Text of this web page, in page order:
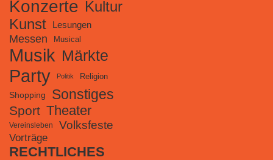
Konzerte Kultur
Kunst
Lesungen
Messen Musical
Musik Märkte
Party Politik Religion
Shopping Sonstiges
Sport Theater
Vereinsleben Volksfeste
Vorträge
RECHTLICHES